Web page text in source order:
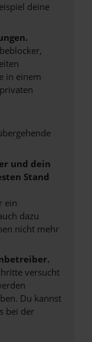
deine
in einem
und dein
Stand
ein
dazu
nicht mehr
versucht
Du kannst
bei der